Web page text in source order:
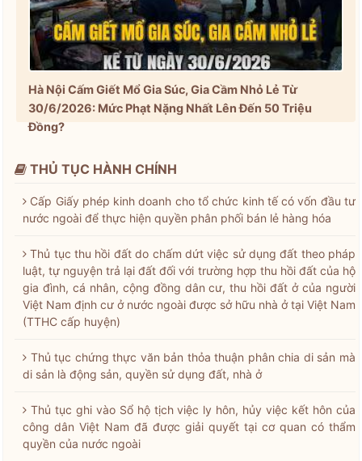
Hà Nội Cấm Giết Mổ Gia Súc, Gia Cầm Nhỏ Lẻ Từ
30/6/2026: Mức Phạt Nặng Nhất Lên Đến 50 Triệu
Đồng?
THỦ TỤC HÀNH CHÍNH
Cấp Giấy phép kinh doanh cho tổ chức kinh tế có vốn đầu tư
nước ngoài để thực hiện quyền phân phối bán lẻ hàng hóa
Thủ tục thu hồi đất do chấm dứt việc sử dụng đất theo pháp
luật, tự nguyện trả lại đất đối với trường hợp thu hồi đất của hộ
gia đình, cá nhân, cộng đồng dân cư, thu hồi đất ở của người
Việt Nam định cư ở nước ngoài được sở hữu nhà ở tại Việt Nam
(TTHC cấp huyện)
Thủ tục chứng thực văn bản thỏa thuận phân chia di sản mà
di sản là động sản, quyền sử dụng đất, nhà ở
Thủ tục ghi vào Sổ hộ tịch việc ly hôn, hủy việc kết hôn của
công dân Việt Nam đã được giải quyết tại cơ quan có thẩm
quyền của nước ngoài